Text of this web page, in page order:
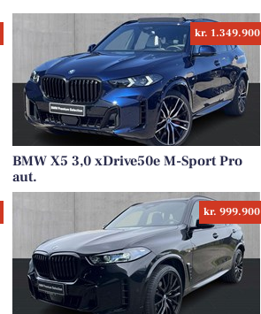
kr. 1.349.900
BMW X5 3,0 xDrive50e M-Sport Pro
aut.
kr. 999.900